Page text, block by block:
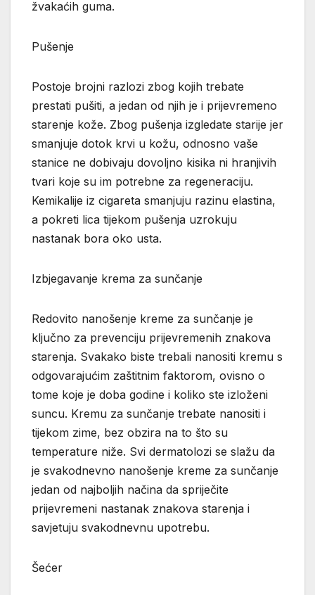
žvakaćih guma.
Pušenje
Postoje brojni razlozi zbog kojih trebate
prestati pušiti, a jedan od njih je i prijevremeno
starenje kože. Zbog pušenja izgledate starije jer
smanjuje dotok krvi u kožu, odnosno vaše
stanice ne dobivaju dovoljno kisika ni hranjivih
tvari koje su im potrebne za regeneraciju.
Kemikalije iz cigareta smanjuju razinu elastina,
a pokreti lica tijekom pušenja uzrokuju
nastanak bora oko usta.
Izbjegavanje krema za sunčanje
Redovito nanošenje kreme za sunčanje je
ključno za prevenciju prijevremenih znakova
starenja. Svakako biste trebali nanositi kremu s
odgovarajućim zaštitnim faktorom, ovisno o
tome koje je doba godine i koliko ste izloženi
suncu. Kremu za sunčanje trebate nanositi i
tijekom zime, bez obzira na to što su
temperature niže. Svi dermatolozi se slažu da
je svakodnevno nanošenje kreme za sunčanje
jedan od najboljih načina da spriječite
prijevremeni nastanak znakova starenja i
savjetuju svakodnevnu upotrebu.
Šećer